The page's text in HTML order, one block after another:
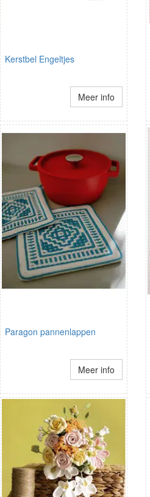
Kerstbel Engeltjes
Meer info
Paragon pannenlappen
Meer info